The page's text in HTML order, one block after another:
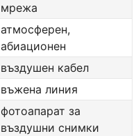
мрежа
атмосферен,
абиационен
въздушен кабел
въжена линия
фотоапарат за
въздушни снимки